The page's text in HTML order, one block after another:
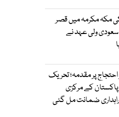
مکہ مکرمہ میں قصر
سعودی ولی عہد نے
احتجاج پر مقدمہ؛ تحریک
کے مرکزی
ضمانت مل گئی